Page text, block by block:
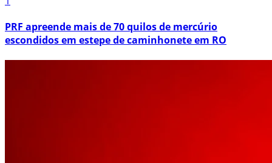
PRF apreende mais de 70 quilos de mercúrio
escondidos em estepe de caminhonete em RO